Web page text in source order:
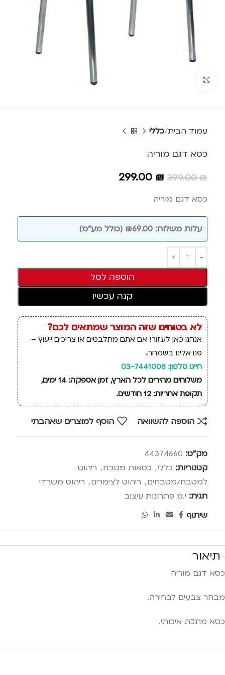
עמוד הבית כללי
כסא דגם מוריה
399.00₪
299.00 ₪
כסא דגם מוריה
עלות משלוח: ₪69.00 (כולל מע"מ)
הוספה לסל
קנה עכשיו
לא בטוחים שזה המוצר שמתאים לכם?
אנחנו כאן לעזור! אם אתם מתלבטים או צריכים ייעוץ –
פנו אלינו בשמחה.
חייגו טלפון: 03-7441008
משלוחים מהירים לכל הארץ, זמן אספקה: 14 ימים,
תקופת אחריות: 12 חודשים.
הוספה להשוואה הוסף למוצרים שאהבתי
מק"ט: 44374660
קטגוריות: כללי, כסאות מטבח, ריהוט
למטבח/מטבחים, ריהוט לצימרים, ריהוט משרדי
תגית: י.מ פתרונות עיצוב
שיתוף
תיאור
כסא דגם מוריה
מבחר צבעים לבחירה.
כסא מתכת איכותי.